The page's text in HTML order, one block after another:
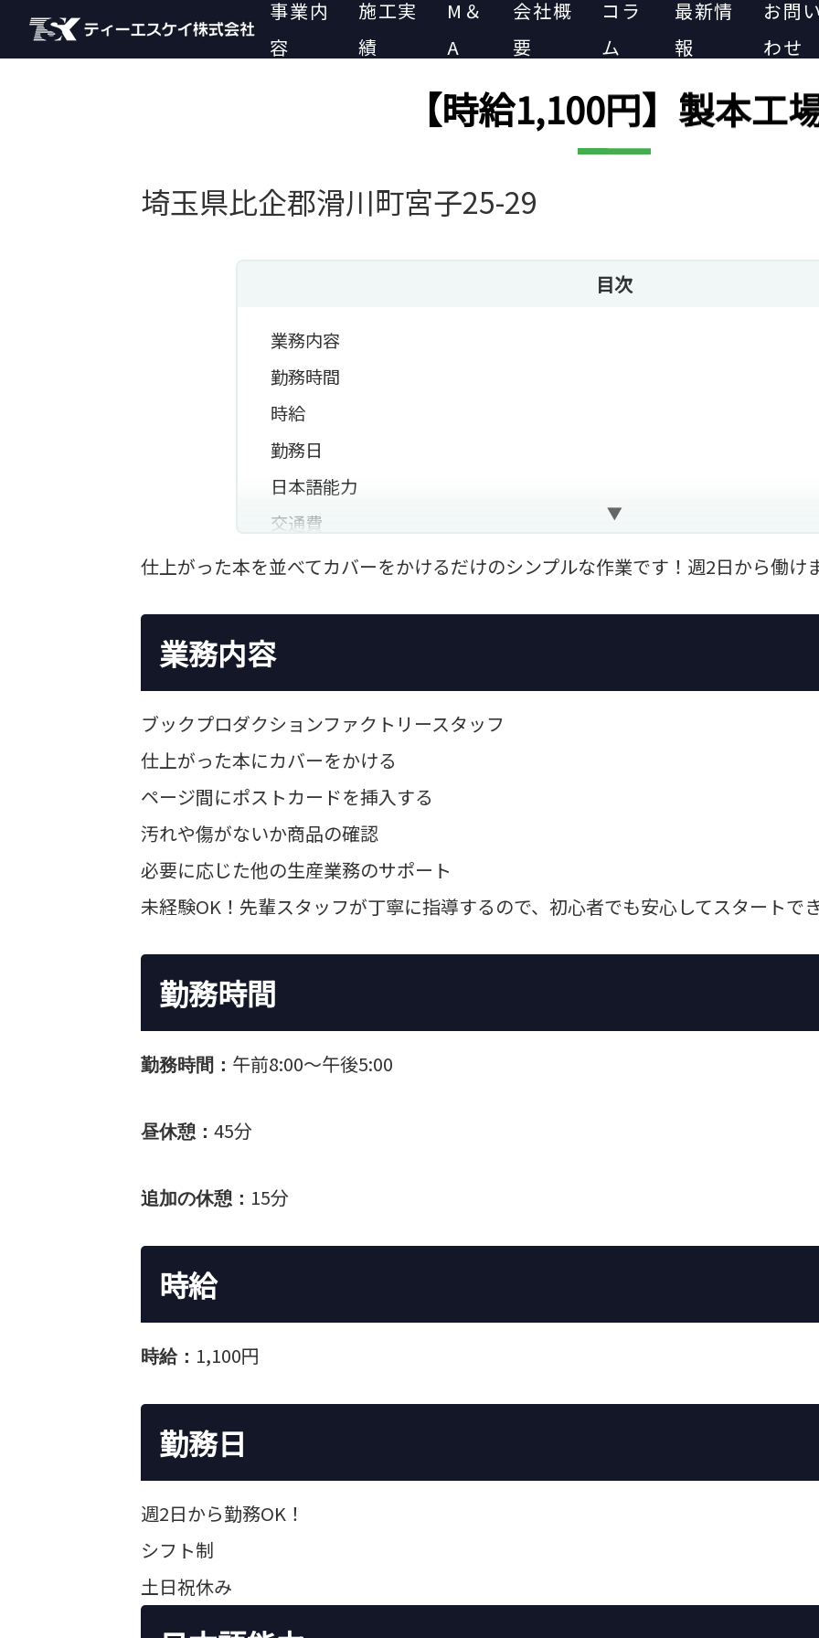
事業内
容
施工実
績
M＆
A
会社概
要
コラ
ム
最新情
報
お問
わせ
【時給1,100円】製本工
埼玉県比企郡滑川町宮子25-29
目次
業務内容
勤務時間
時給
勤務日
日本語能力
交通費
アクセス
仕上がった本を並べてカバーをかけるだけのシンプルな作業です！週2日から働け
業務内容
ブックプロダクションファクトリースタッフ
仕上がった本にカバーをかける
ページ間にポストカードを挿入する
汚れや傷がないか商品の確認
必要に応じた他の生産業務のサポート
未経験OK！先輩スタッフが丁寧に指導するので、初心者でも安心してスタートで
勤務時間
勤務時間： 午前8:00～午後5:00
昼休憩： 45分
追加の休憩： 15分
時給
時給： 1,100円
勤務日
週2日から勤務OK！
シフト制
土日祝休み